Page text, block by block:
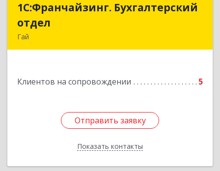
1С:Франчайзинг. Бухгалтерский
отдел
Гай
Клиентов на сопровождении 5
Отправить заявку
Показать контакты
1С:Франчайзинг. Бухгалтерский
Подробнее
Отправить заявку
Назад